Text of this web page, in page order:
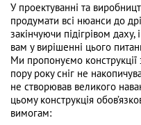
У проектуванні та
продумати всі нюанси до
закінчуючи підігрівом
вам у вирішенні цього
Ми пропонуємо конструкції
пору року сніг не
не створював великого
цьому конструкція
вимогам: